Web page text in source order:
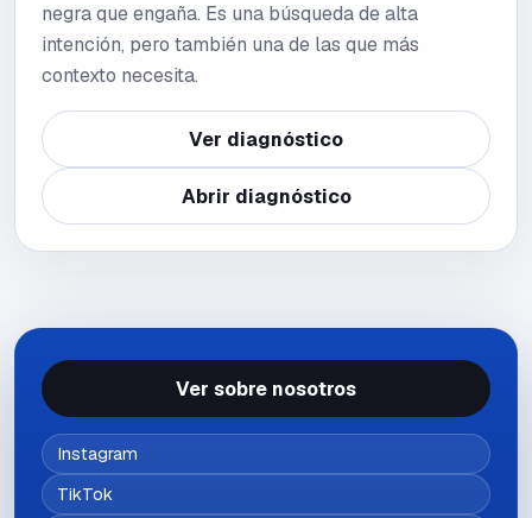
negra que engaña. Es una búsqueda de alta
intención, pero también una de las que más
contexto necesita.
Ver diagnóstico
Abrir diagnóstico
Ver sobre nosotros
Instagram
TikTok